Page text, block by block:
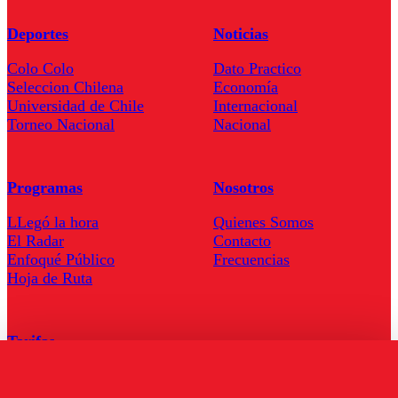
Deportes
Colo Colo
Seleccion Chilena
Universidad de Chile
Torneo Nacional
Noticias
Dato Practico
Economía
Internacional
Nacional
Programas
LLegó la hora
El Radar
Enfoqué Público
Hoja de Ruta
Nosotros
Quienes Somos
Contacto
Frecuencias
Tarifas